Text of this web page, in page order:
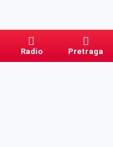
Radio Pretraga